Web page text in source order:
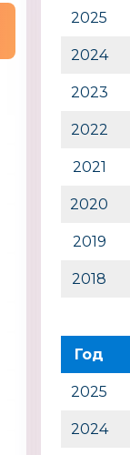
2025
2024
2023
2022
2021
2020
2019
2018
Год
2025
2024